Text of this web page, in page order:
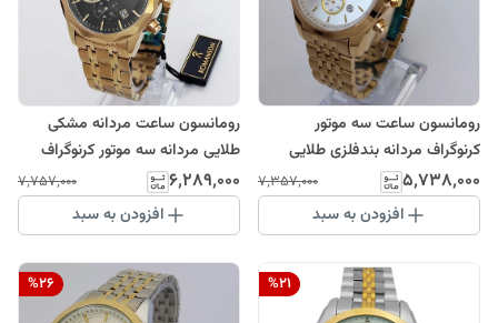
رومانسون ساعت سه موتور
کرنوگراف مردانه بندفلزی طلایی
ضدآب رنگ ثابتROMANSON
رسمی کادوتولد
۵٬۷۳۸٬۰۰۰ ۷٬۳۵۷٬۰۰۰
افزودن به سبد
رومانسون ساعت مردانه مشکی
طلایی مردانه سه موتور کرنوگراف
تاریخ دار ضدآب
بندفلزیROMANSON ارسال رایگان
کادو
۶٬۲۸۹٬۰۰۰ ۷٬۷۵۷٬۰۰۰
افزودن به سبد
%21
%26